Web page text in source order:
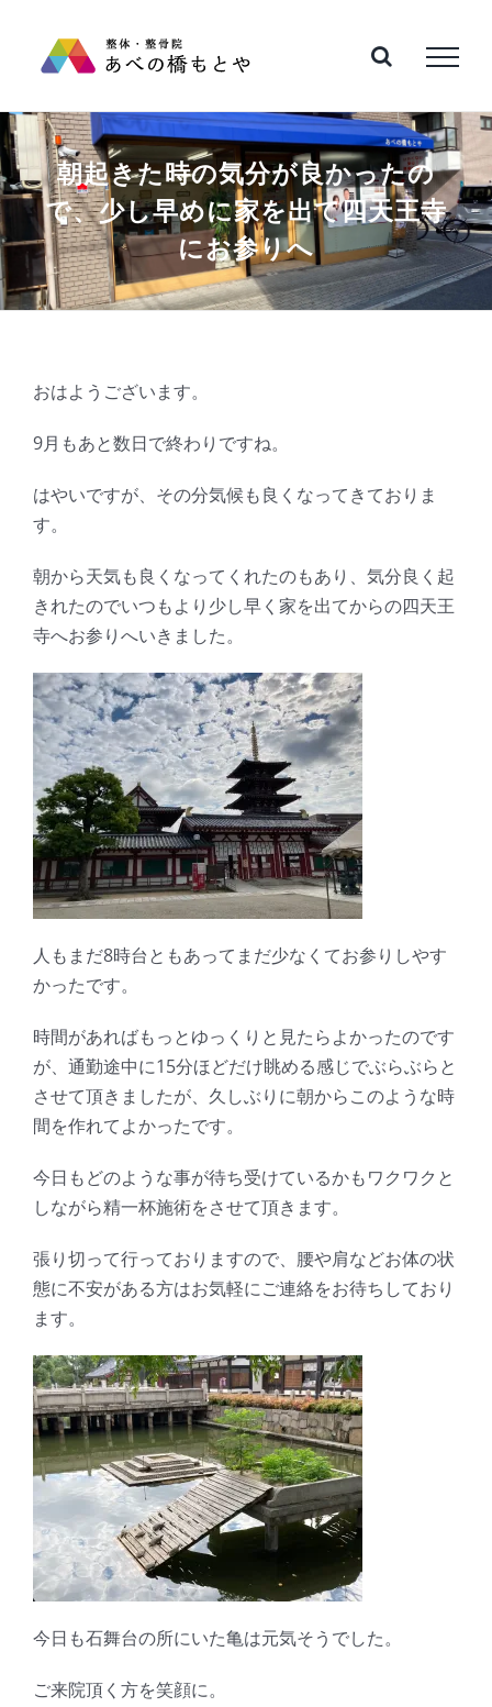
content
朝起きた時の気分が良かったの
で、少し早めに家を出て四天王寺
にお参りへ
おはようございます。
9月もあと数日で終わりですね。
はやいですが、その分気候も良くなってきておりま
す。
朝から天気も良くなってくれたのもあり、気分良く起
きれたのでいつもより少し早く家を出てからの四天王
寺へお参りへいきました。
人もまだ8時台ともあってまだ少なくてお参りしやす
かったです。
時間があればもっとゆっくりと見たらよかったのです
が、通勤途中に15分ほどだけ眺める感じでぶらぶらと
させて頂きましたが、久しぶりに朝からこのような時
間を作れてよかったです。
今日もどのような事が待ち受けているかもワクワクと
しながら精一杯施術をさせて頂きます。
張り切って行っておりますので、腰や肩などお体の状
態に不安がある方はお気軽にご連絡をお待ちしており
ます。
今日も石舞台の所にいた亀は元気そうでした。
ご来院頂く方を笑顔に。